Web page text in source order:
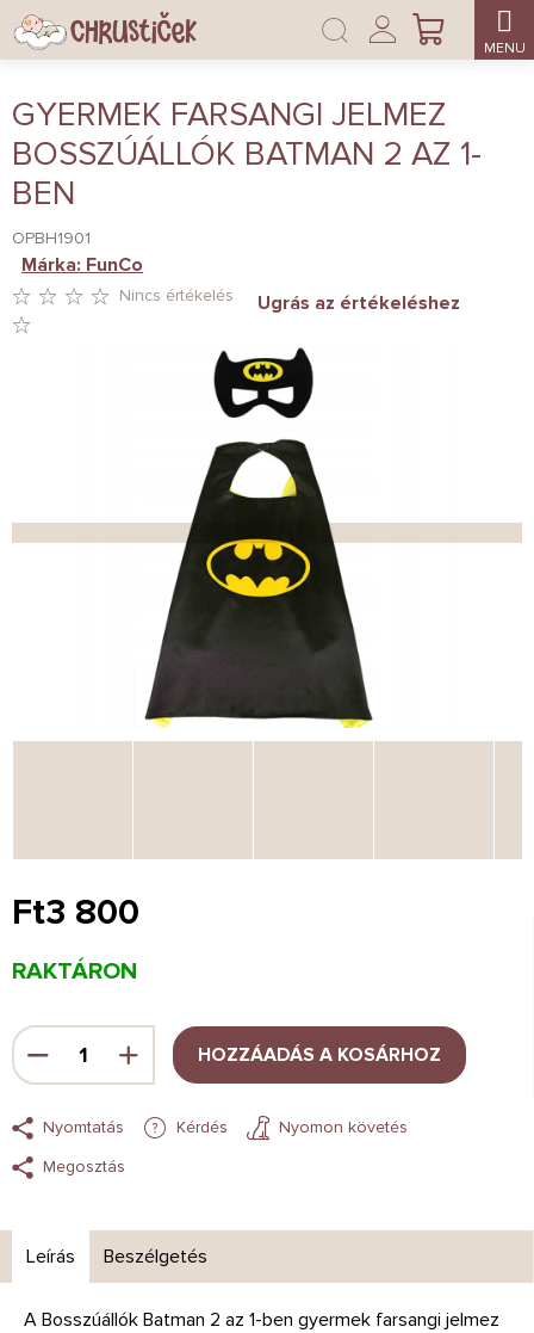
Ugrás
fő
KOSÁR
Bejelentkezés
GYERMEK FARSANGI JELMEZ
BOSSZÚÁLLÓK BATMAN 2 AZ 1-
BEN
OPBH1901
CSILLAG.
Nincs értékelés Ugrás az értékeléshez
Márka: FunCo
Ft3 800
Egységár:
RAKTÁRON
HOZZÁADÁS A KOSÁRHOZ
Nyomtatás Kérdés
Nyomon követés
Megosztás
Leírás Beszélgetés
A Bosszúállók Batman 2 az 1-ben gyermek farsangi jelmez